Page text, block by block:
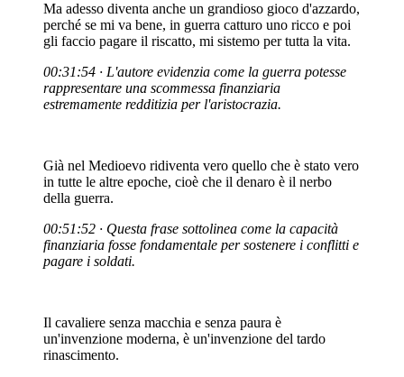
Ma adesso diventa anche un grandioso gioco d'azzardo,
perché se mi va bene, in guerra catturo uno ricco e poi
gli faccio pagare il riscatto, mi sistemo per tutta la vita.
00:31:54 · L'autore evidenzia come la guerra potesse
rappresentare una scommessa finanziaria
estremamente redditizia per l'aristocrazia.
Già nel Medioevo ridiventa vero quello che è stato vero
in tutte le altre epoche, cioè che il denaro è il nerbo
della guerra.
00:51:52 · Questa frase sottolinea come la capacità
finanziaria fosse fondamentale per sostenere i conflitti e
pagare i soldati.
Il cavaliere senza macchia e senza paura è
un'invenzione moderna, è un'invenzione del tardo
rinascimento.